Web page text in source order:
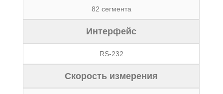
82 сегмента
Интерфейс
RS-232
Скорость измерения